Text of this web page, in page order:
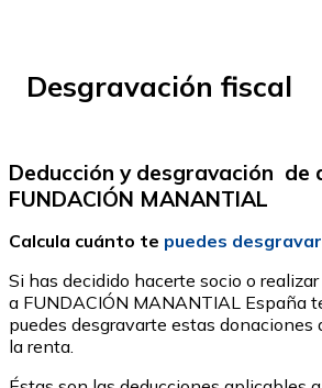
Desgravación fiscal
Deducción y desgravación de
FUNDACIÓN MANANTIAL
Calcula cuánto te puedes
Si has decidido hacerte socio o
a FUNDACIÓN MANANTIAL España
puedes desgravarte estas donaciones
la renta.